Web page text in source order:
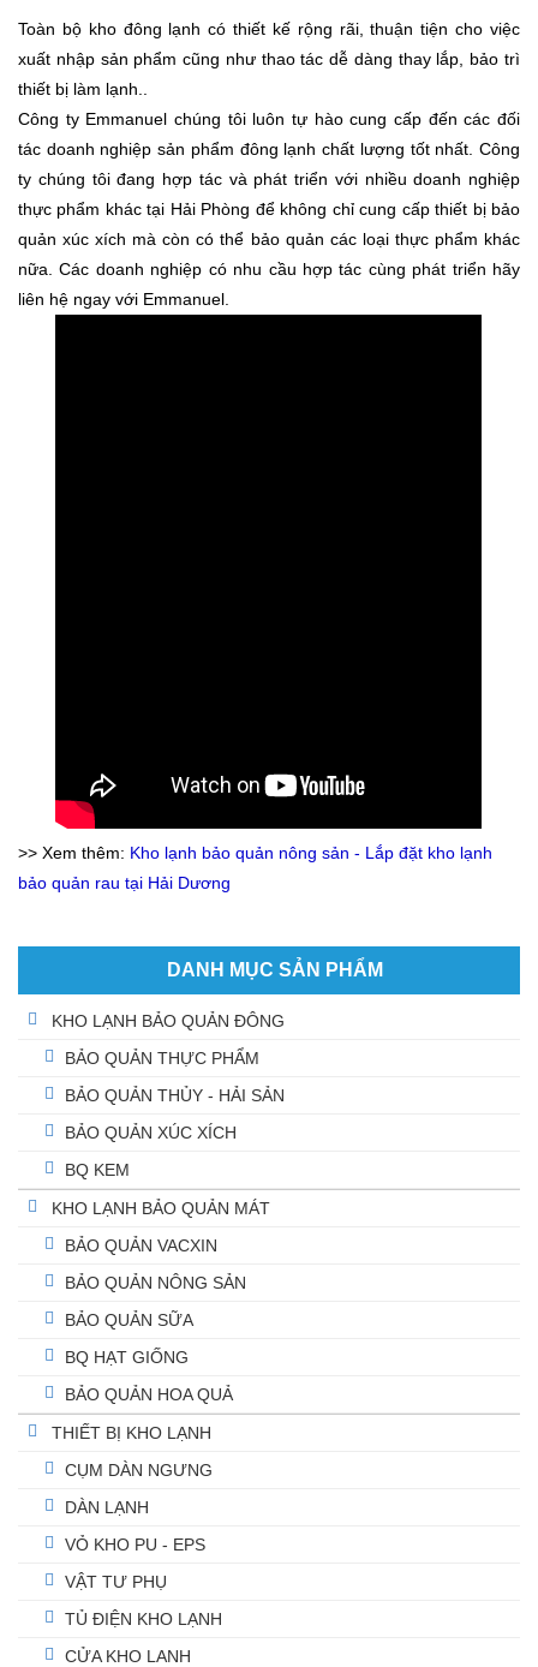
Toàn bộ kho đông lạnh có thiết kế rộng rãi, thuận tiện cho việc
xuất nhập sản phẩm cũng như thao tác dễ dàng thay lắp, bảo trì
thiết bị làm lạnh.
Công ty Emmanuel chúng tôi luôn tự hào cung cấp đến các đối
tác doanh nghiệp sản phẩm đông lạnh chất lượng tốt nhất. Công
ty chúng tôi đang hợp tác và phát triển với nhiều doanh nghiệp
thực phẩm khác tại Hải Phòng để không chỉ cung cấp thiết bị bảo
quản xúc xích mà còn có thể bảo quản các loại thực phẩm khác
nữa. Các doanh nghiệp có nhu cầu hợp tác cùng phát triển hãy
liên hệ ngay với Emmanuel.
>> Xem thêm: Kho lạnh bảo quản nông sản - Lắp đặt kho lạnh
bảo quản rau tại Hải Dương​
DANH MỤC SẢN PHẨM
KHO LẠNH BẢO QUẢN ĐÔNG
BẢO QUẢN THỰC PHẨM
BẢO QUẢN THỦY - HẢI SẢN
BẢO QUẢN XÚC XÍCH
BQ KEM
KHO LẠNH BẢO QUẢN MÁT
BẢO QUẢN VACXIN
BẢO QUẢN NÔNG SẢN
BẢO QUẢN SỮA
BQ HẠT GIỐNG
BẢO QUẢN HOA QUẢ
THIẾT BỊ KHO LẠNH
CỤM DÀN NGƯNG
DÀN LẠNH
VỎ KHO PU - EPS
VẬT TƯ PHỤ
TỦ ĐIỆN KHO LẠNH
CỬA KHO LANH